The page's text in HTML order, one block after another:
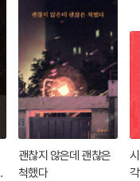
괜찮지 않은데 괜찮은
척했다